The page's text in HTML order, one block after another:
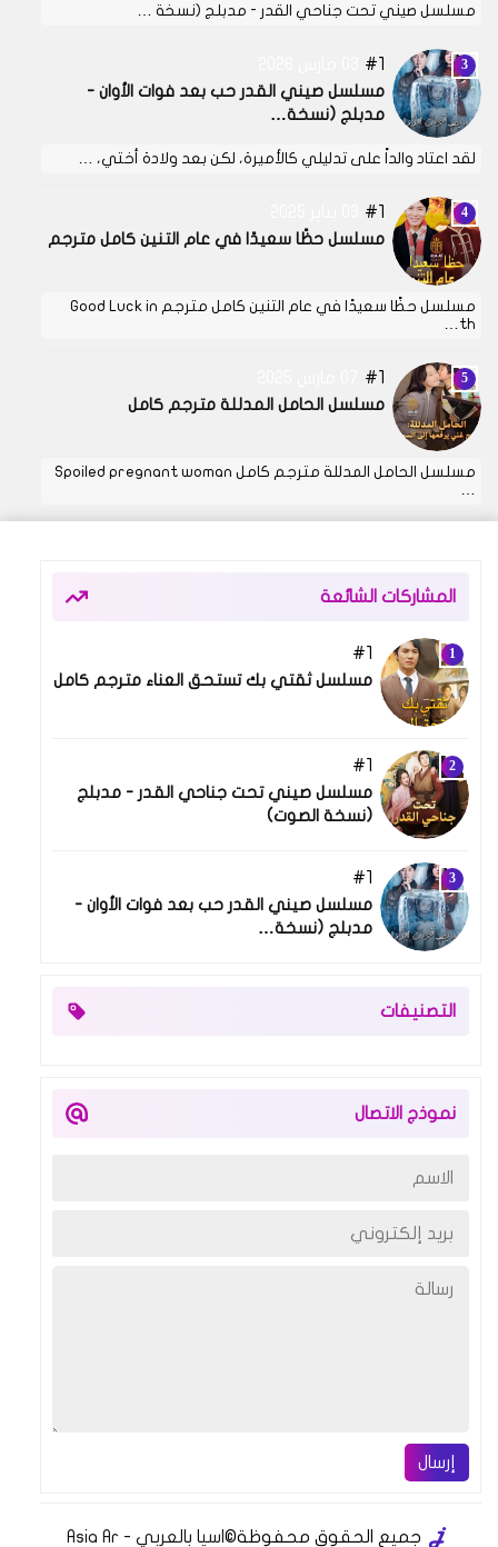
مسلسل صيني تحت جناحي القدر - مدبلج (نسخة …
1
مسلسل صيني القدر حب بعد فوات الأوان -
مدبلج (نسخة…
لقد اعتاد والداً على تدليلي كالأميرة، لكن بعد ولادة أختي، …
1
مسلسل حظًا سعيدًا في عام التنين كامل مترجم
مسلسل حظًا سعيدًا في عام التنين كامل مترجم Good Luck in
th…
1
مسلسل الحامل المدللة مترجم كامل
مسلسل الحامل المدللة مترجم كامل Spoiled pregnant woman
المشاركات الشائعة
1
مسلسل ثقتي بك تستحق العناء مترجم كامل
1
مسلسل صيني تحت جناحي القدر - مدبلج
(نسخة الصوت)
1
مسلسل صيني القدر حب بعد فوات الأوان -
مدبلج (نسخة…
التصنيفات
نموذج الاتصال
إرسال
جميع الحقوق محفوظة© اسيا بالعربي - Asia Ar